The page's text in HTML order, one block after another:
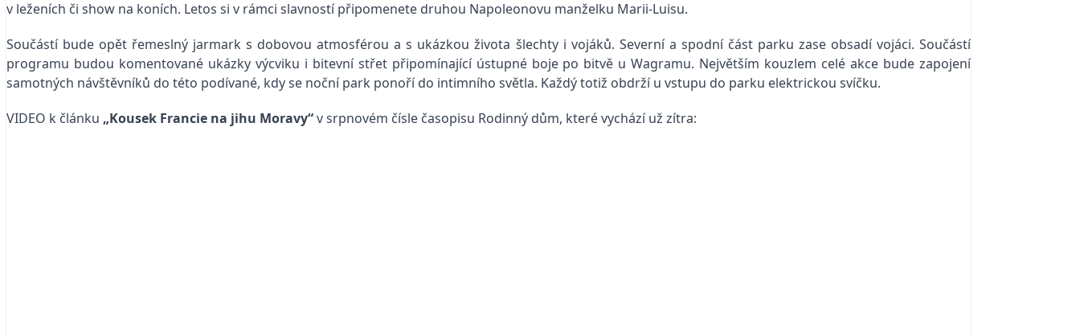
v leženích či show na koních. Letos si v rámci slavností připomenete druhou Napoleonovu manželku Marii-Luisu.
Součástí bude opět řemeslný jarmark s dobovou atmosférou a s ukázkou života šlechty i vojáků. Severní a spodní část parku zase obsadí vojáci. Součástí
programu budou komentované ukázky výcviku i bitevní střet připomínající ústupné boje po bitvě u Wagramu. Největším kouzlem celé akce bude zapojení
samotných návštěvníků do této podívané, kdy se noční park ponoří do intimního světla. Každý totiž obdrží u vstupu do parku elektrickou svíčku.
VIDEO k článku „Kousek Francie na jihu Moravy“v srpnovém čísle časopisu Rodinný dům, které vychází už zítra: